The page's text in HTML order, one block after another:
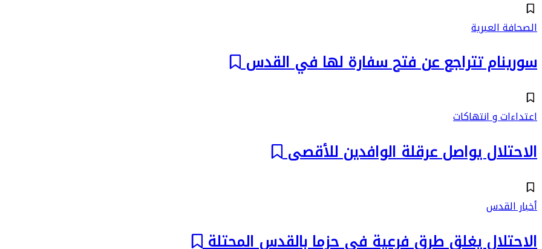
الصحافة العبرية
سورينام تتراجع عن فتح سفارة لها في القدس
اعتداءات و انتهاكات
الاحتلال يواصل عرقلة الوافدين للأقصى
أخبار القدس
الاحتلال يغلق طرق فرعية في حزما بالقدس المحتلة